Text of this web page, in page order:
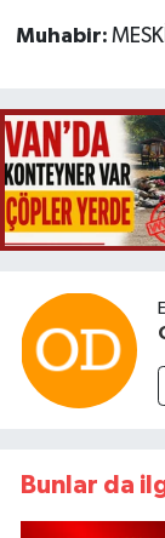
Muhabir:
Bunlar da